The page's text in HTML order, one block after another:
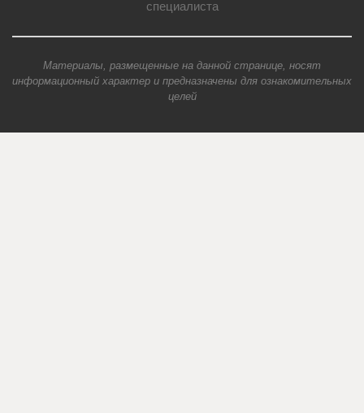
специалиста
Материалы, размещенные на данной странице, носят
информационный характер и предназначены для ознакомительных
целей